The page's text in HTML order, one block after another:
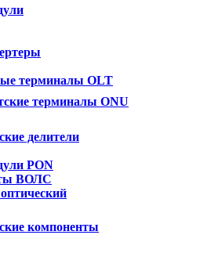
терминалы OLT
терминалы ONU
делители
PON
ВОЛС
компоненты